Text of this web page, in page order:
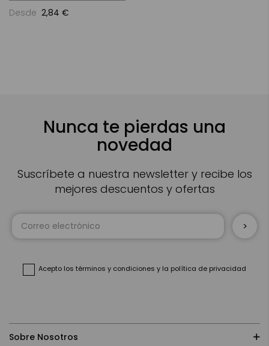
Desde 2,84 €
Nunca te pierdas una
novedad
Suscríbete a nuestra newsletter y recibe los
mejores descuentos y ofertas
Acepto los términos y condiciones y la política de privacidad
Sobre Nosotros